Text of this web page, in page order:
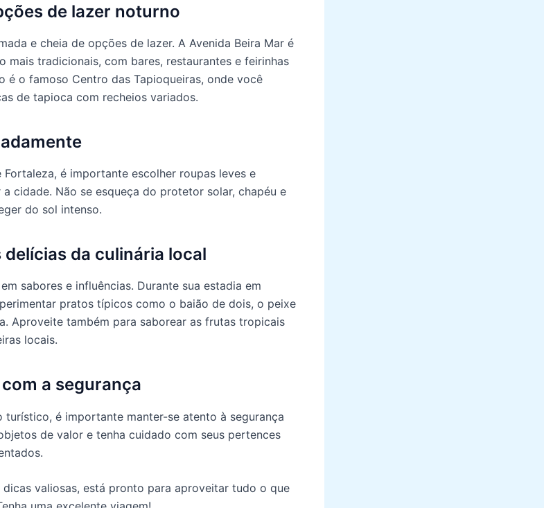
de lazer noturno
e cheia de opções de lazer. A Avenida Beira Mar é
mais tradicionais, com bares, restaurantes e feirinhas
é o famoso Centro das Tapioqueiras, onde você
de tapioca com recheios variados.
é importante escolher roupas leves e
cidade. Não se esqueça do protetor solar, chapéu e
do sol intenso.
delícias da culinária local
sabores e influências. Durante sua estadia em
pratos típicos como o baião de dois, o peixe
Aproveite também para saborear as frutas tropicais
locais.
a segurança
turístico, é importante manter-se atento à segurança
de valor e tenha cuidado com seus pertences
valiosas, está pronto para aproveitar tudo o que